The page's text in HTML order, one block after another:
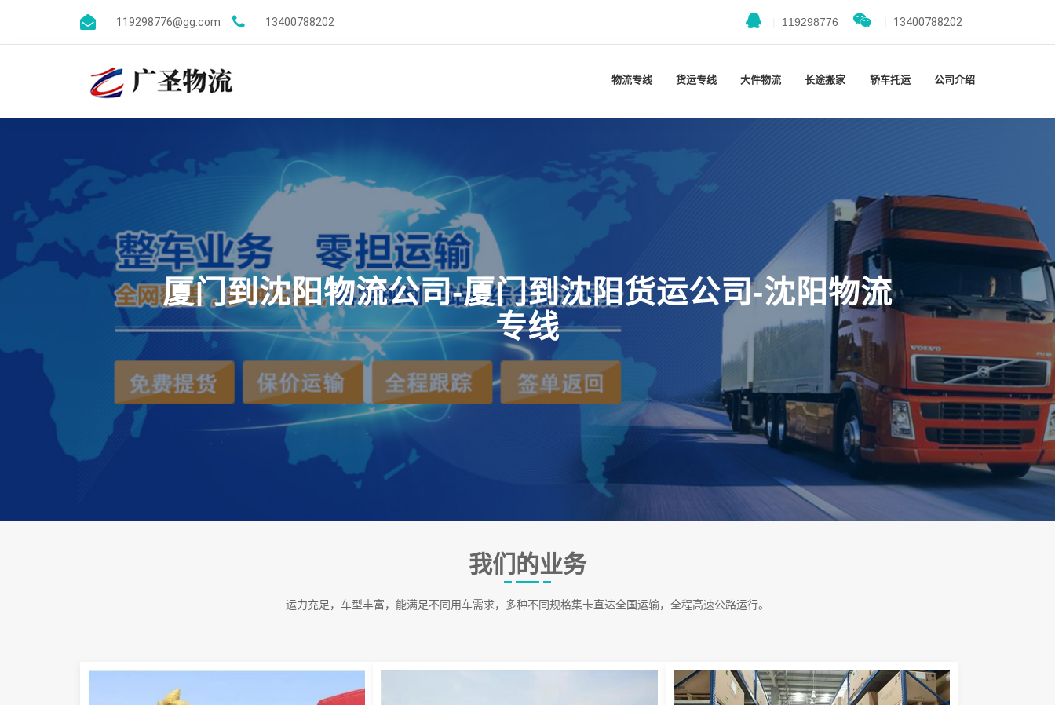
119298776@gg.com 13400788202 119298776 13400788202
物流专线 货运专线 大件物流 长途搬家 轿车托运 公司介绍
厦门到沈阳物流公司-厦门到沈阳货运公司-沈阳物流
专线
我们的业务
运力充足，车型丰富，能满足不同用车需求，多种不同规格集卡直达全国运输，全程高速公路运行。